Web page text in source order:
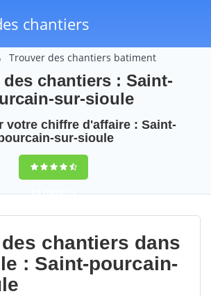
chantiers
Trouver des chantiers batiment
chantiers : Saint-
sur-sioule
votre chiffre d'affaire : Saint-
sur-sioule
9,5(100%)73
votes
chantiers dans
: Saint-pourcain-